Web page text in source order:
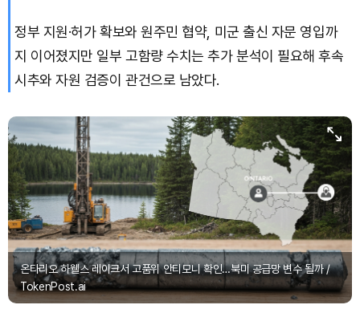
정부 지원·허가 확보와 원주민 협약, 미군 출신 자문 영입까
지 이어졌지만 일부 고함량 수치는 추가 분석이 필요해 후속
시추와 자원 검증이 관건으로 남았다.
온타리오 하웰스 레이크서 고품위 안티모니 확인…북미 공급망 변수 될까 /
TokenPost.ai